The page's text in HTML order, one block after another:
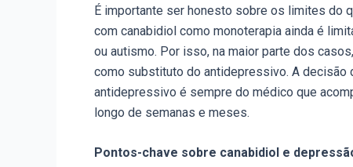
É importante ser honesto sobre os limites do
com canabidiol como monoterapia ainda é
ou autismo. Por isso, na maior parte dos
como substituto do antidepressivo. A decisão
antidepressivo é sempre do médico que
longo de semanas e meses.
Pontos-chave sobre canabidiol e